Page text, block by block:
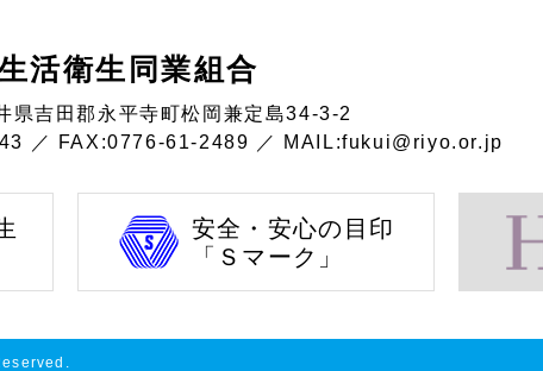
活衛生同業組合
吉田郡永平寺町松岡兼定島34-3-2
／ FAX:0776-61-2489 ／ MAIL:fukui@riyo.or.jp
安全・安心の目印
「Ｓマーク」